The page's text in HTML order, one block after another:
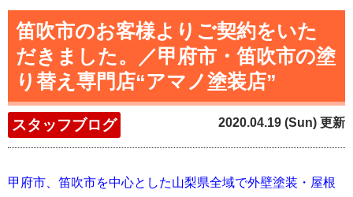
笛吹市のお客様よりご契約をいた
だきました。／甲府市・笛吹市の塗
り替え専門店“アマノ塗装店”
スタッフブログ 2020.04.19 (Sun) 更新
甲府市、笛吹市を中心とした山梨県全域で外壁塗装・屋根